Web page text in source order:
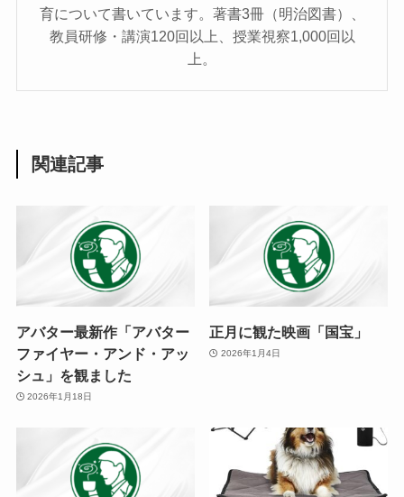
育について書いています。著書3冊（明治図書）、
教員研修・講演120回以上、授業視察1,000回以
上。
関連記事
アバター最新作「アバター
ファイヤー・アンド・アッ
シュ」を観ました
2026年1月18日
正月に観た映画「国宝」
2026年1月4日